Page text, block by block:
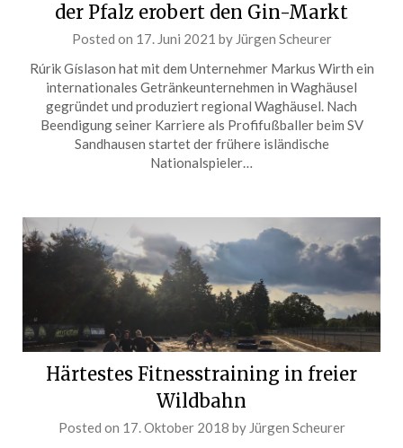
der Pfalz erobert den Gin-Markt
Posted on 17. Juni 2021 by Jürgen Scheurer
Rúrik Gíslason hat mit dem Unternehmer Markus Wirth ein
internationales Getränkeunternehmen in Waghäusel
gegründet und produziert regional Waghäusel. Nach
Beendigung seiner Karriere als Profifußballer beim SV
Sandhausen startet der frühere isländische
Nationalspieler…
Härtestes Fitnesstraining in freier
Wildbahn
Posted on 17. Oktober 2018 by Jürgen Scheurer